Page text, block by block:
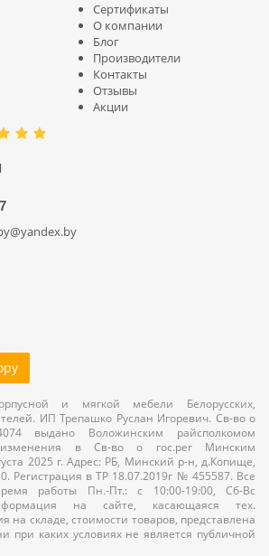
Сертификаты
О компании
Блог
Производители
Контакты
Отзывы
Акции
и мягкой мебели Белорусских,
ИП Трепашко Руслан Игоревич. Св-во о
выдано Воложинским райсполкомом
изменения в Св-во о гос.рег Минским
2025 г. Адрес: РБ, Минский р-н, д.Копище,
Регистрация в ТР 18.07.2019г № 455587. Все
работы Пн.-Пт.: с 10:00-19:00, Сб-Вс
на сайте, касающаяся тех.
на складе, стоимости товаров, представлена
при каких условиях не является публичной